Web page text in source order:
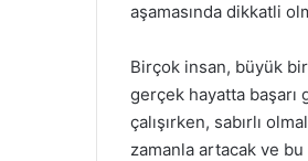
aşamasında dikkatli
Birçok insan, büyük
gerçek hayatta
çalışırken, sabırlı
zamanla artacak ve